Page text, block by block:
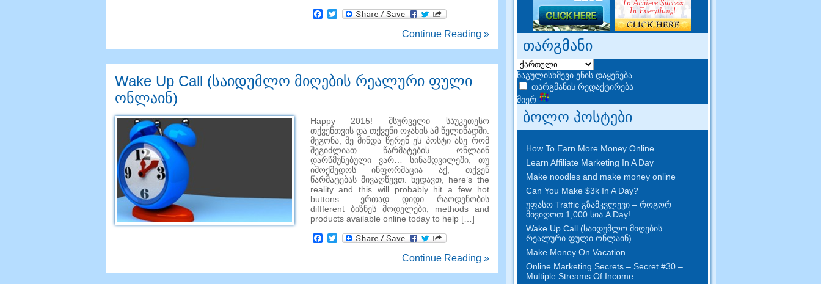
Facebook
Twitter
Continue Reading »
Wake Up Call (საიდუმლო მიღების რეალური ფული
ონლაინ)
Happy 2015! მსურველი საუკეთესო
თქვენთვის და თქვენი ოჯახის ამ წელიწადში.
მეგონა, მე მინდა წერენ ეს პოსტი ასე რომ
შეგიძლიათ წარმატების ონლაინ
დარწმუნებული ვარ… სინამდვილეში, თუ
იმოქმედოს ინფორმაცია აქ, თქვენ
წარმატებას მივაღწევთ. ხედავთ, here’s the
reality and this will probably hit a few hot
buttons… ერთად დიდი რაოდენობის
diffferent ბიზნეს მოდელები, methods and
products available online today to help[…]
Facebook
Twitter
Continue Reading »
თარგმანი
ნაგულისხმევი ენის დაყენება
თარგმანის რედაქტირება
მიერ
ბოლო პოსტები
How To Earn More Money Online
Learn Affiliate Marketing In A Day
Make noodles and make money online
Can You Make $3k In A Day?
უფასო Traffic გზამკვლევი – როგორ
მივიღოთ 1,000 სია A Day!
Wake Up Call (საიდუმლო მიღების
რეალური ფული ონლაინ)
Make Money On Vacation
Online Marketing Secrets– Secret#30 –
Multiple Streams Of Income